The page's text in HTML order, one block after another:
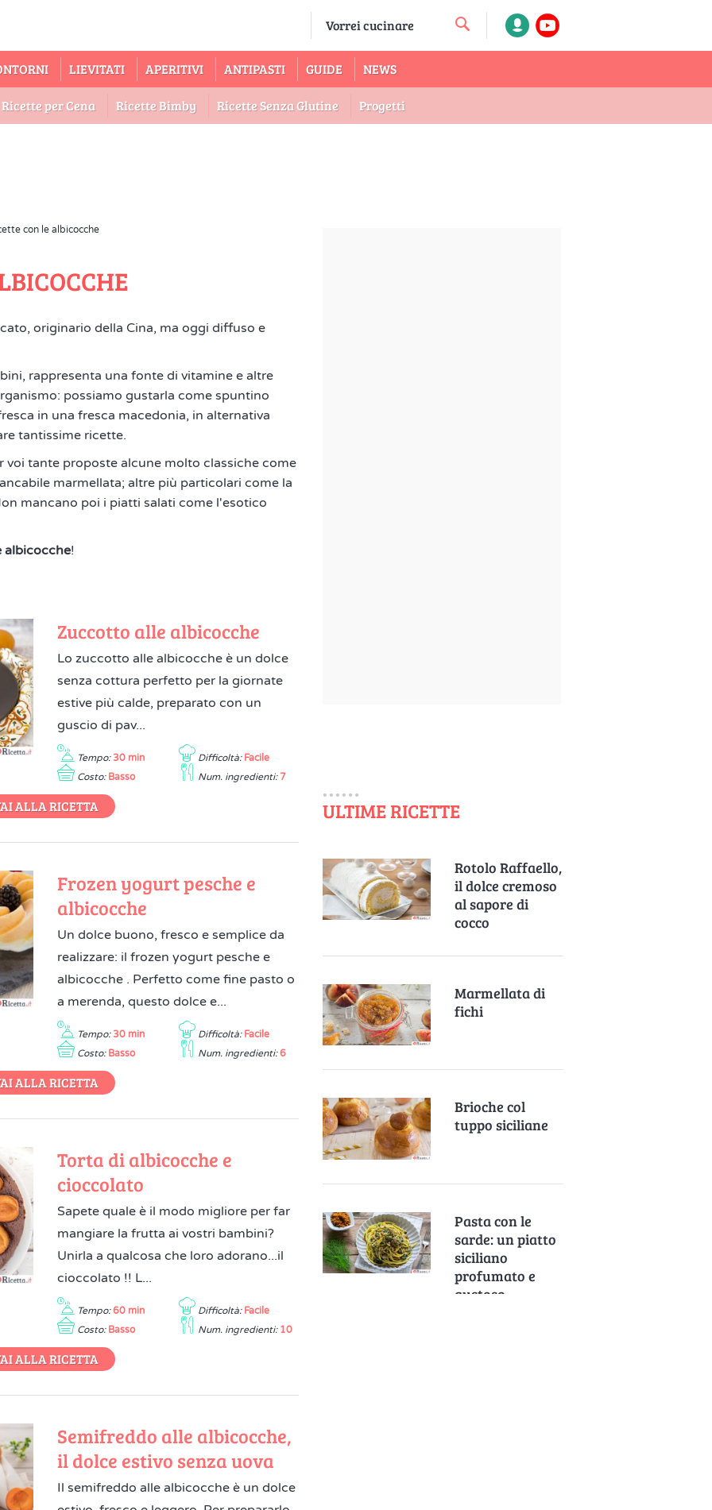
LIEVITATI APERITIVI ANTIPASTI GUIDE NEWS
Ricette per Cena Ricette Bimby Ricette Senza Glutine Progetti
con le albicocche
originario della Cina, ma oggi diffuso e
rappresenta una fonte di vitamine e altre
possiamo gustarla come spuntino
in una fresca macedonia, in alternativa
tantissime ricette.
voi tante proposte alcune molto classiche come
marmellata; altre più particolari come la
mancano poi i piatti salati come l'esotico
albicocche!
Zuccotto alle albicocche
Lo zuccotto alle albicocche è un dolce
senza cottura perfetto per la giornate
estive più calde, preparato con un
guscio di pav...
Tempo: 30 min Difficoltà: Facile
Costo: Basso Num. ingredienti: 7
ALLA RICETTA
Frozen yogurt pesche e
albicocche
Un dolce buono, fresco e semplice da
realizzare: il frozen yogurt pesche e
albicocche . Perfetto come fine pasto o
a merenda, questo dolce e...
Tempo: 30 min Difficoltà: Facile
Costo: Basso Num. ingredienti: 6
ALLA RICETTA
Torta di albicocche e
cioccolato
Sapete quale è il modo migliore per far
mangiare la frutta ai vostri bambini?
Unirla a qualcosa che loro adorano...il
cioccolato !! L...
Tempo: 60 min Difficoltà: Facile
Costo: Basso Num. ingredienti: 10
ALLA RICETTA
Semifreddo alle albicocche,
il dolce estivo senza uova
Il semifreddo alle albicocche è un dolce
ULTIME RICETTE
Rotolo Raffaello,
il dolce cremoso
al sapore di
cocco
Marmellata di
fichi
Brioche col
tuppo siciliane
Pasta con le
sarde: un piatto
siciliano
profumato e
gustoso